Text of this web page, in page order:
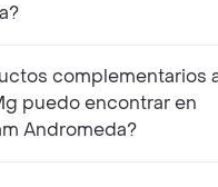
complementarios
puedo encontrar en
Andromeda?